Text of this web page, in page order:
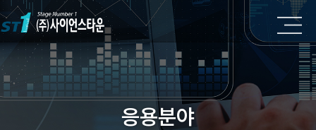
응용분야